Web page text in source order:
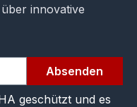
innovative
Absenden
geschützt und es